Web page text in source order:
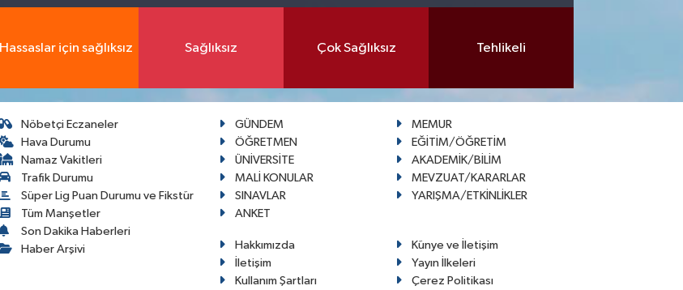
Hassaslar için sağlıksız Sağlıksız Çok Sağlıksız Tehlikeli
Nöbetçi Eczaneler
Hava Durumu
Namaz Vakitleri
Trafik Durumu
Süper Lig Puan Durumu ve Fikstür
Tüm Manşetler
Son Dakika Haberleri
Haber Arşivi
GÜNDEM
MEMUR
ÖĞRETMEN
EĞİTİM/ÖĞRETİM
ÜNİVERSİTE
AKADEMİK/BİLİM
MALİ KONULAR
MEVZUAT/KARARLAR
SINAVLAR
YARIŞMA/ETKİNLİKLER
ANKET
Hakkımızda
Künye ve İletişim
İletişim
Yayın İlkeleri
Kullanım Şartları
Çerez Politikası